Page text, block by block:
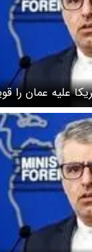
علیه عمان را